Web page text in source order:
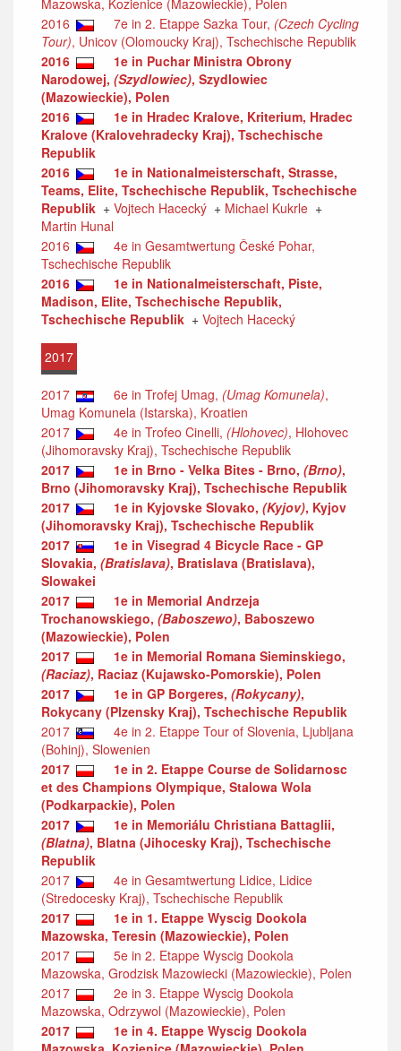
Mazowska, Kozienice (Mazowieckie), Polen
2016
7e in 2. Etappe Sazka Tour, (Czech Cycling
Tour), Unicov (Olomoucky Kraj), Tschechische Republik
2016
1e in Puchar Ministra Obrony
Narodowej, (Szydlowiec), Szydlowiec
(Mazowieckie), Polen
2016
1e in Hradec Kralove, Kriterium, Hradec
Kralove (Kralovehradecky Kraj), Tschechische
Republik
2016
1e in Nationalmeisterschaft, Strasse,
Teams, Elite, Tschechische Republik, Tschechische
Republik + Vojtech Hacecký + Michael Kukrle +
Martin Hunal
2016
4e in Gesamtwertung České Pohar,
Tschechische Republik
2016
1e in Nationalmeisterschaft, Piste,
Madison, Elite, Tschechische Republik,
Tschechische Republik + Vojtech Hacecký
2017
2017 6e in Trofej Umag, (Umag Komunela),
Umag Komunela (Istarska), Kroatien
2017
4e in Trofeo Cinelli, (Hlohovec), Hlohovec
(Jihomoravsky Kraj), Tschechische Republik
2017
1e in Brno - Velka Bites - Brno, (Brno),
Brno (Jihomoravsky Kraj), Tschechische Republik
2017
1e in Kyjovske Slovako, (Kyjov), Kyjov
(Jihomoravsky Kraj), Tschechische Republik
2017
1e in Visegrad 4 Bicycle Race - GP
Slovakia, (Bratislava), Bratislava (Bratislava),
Slowakei
2017
1e in Memorial Andrzeja
Trochanowskiego, (Baboszewo), Baboszewo
(Mazowieckie), Polen
2017
1e in Memorial Romana Sieminskiego,
(Raciaz), Raciaz (Kujawsko-Pomorskie), Polen
2017
1e in GP Borgeres, (Rokycany),
Rokycany (Plzensky Kraj), Tschechische Republik
2017
4e in 2. Etappe Tour of Slovenia, Ljubljana
(Bohinj), Slowenien
2017
1e in 2. Etappe Course de Solidarnosc
et des Champions Olympique, Stalowa Wola
(Podkarpackie), Polen
2017
1e in Memoriálu Christiana Battaglii,
(Blatna), Blatna (Jihocesky Kraj), Tschechische
Republik
2017
4e in Gesamtwertung Lidice, Lidice
(Stredocesky Kraj), Tschechische Republik
2017
1e in 1. Etappe Wyscig Dookola
Mazowska, Teresin (Mazowieckie), Polen
2017
5e in 2. Etappe Wyscig Dookola
Mazowska, Grodzisk Mazowiecki (Mazowieckie), Polen
2017
2e in 3. Etappe Wyscig Dookola
Mazowska, Odrzywol (Mazowieckie), Polen
2017
1e in 4. Etappe Wyscig Dookola